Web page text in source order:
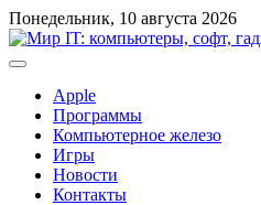
Перейти
к
содержимому
Понедельник, 10 августа 2026
Apple
Программы
Компьютерное железо
Игры
Новости
Контакты